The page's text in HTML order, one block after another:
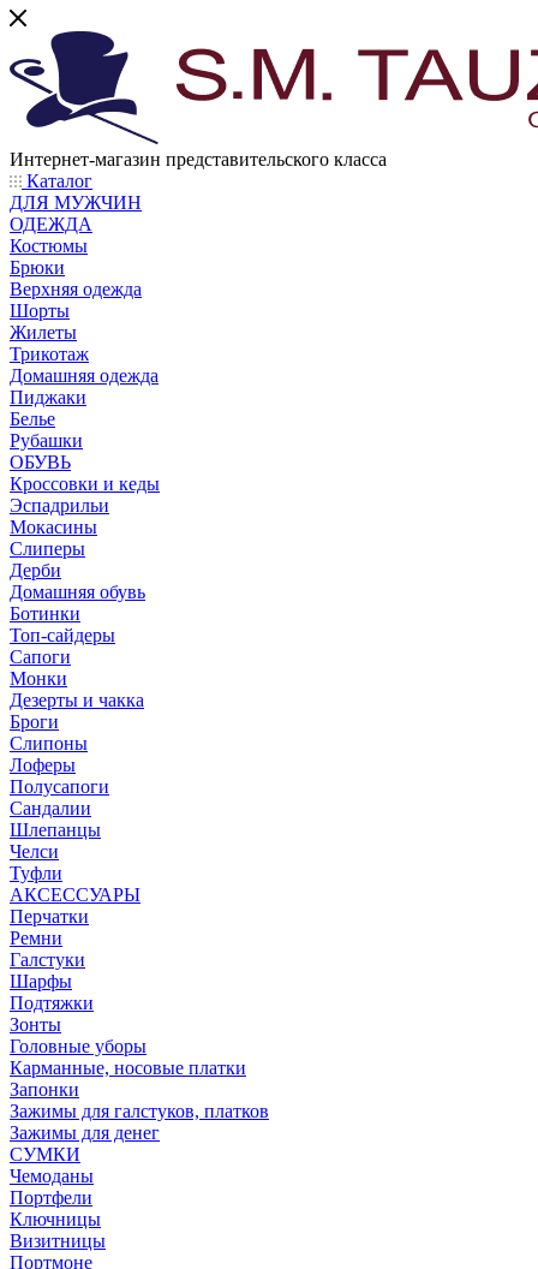
Интернет-магазин представительского класса
Каталог
ДЛЯ МУЖЧИН
ОДЕЖДА
Костюмы
Брюки
Верхняя одежда
Шорты
Жилеты
Трикотаж
Домашняя одежда
Пиджаки
Белье
Рубашки
ОБУВЬ
Кроссовки и кеды
Эспадрильи
Мокасины
Слиперы
Дерби
Домашняя обувь
Ботинки
Топ-сайдеры
Сапоги
Монки
Дезерты и чакка
Броги
Слипоны
Лоферы
Полусапоги
Сандалии
Шлепанцы
Челси
Туфли
АКСЕССУАРЫ
Перчатки
Ремни
Галстуки
Шарфы
Подтяжки
Зонты
Головные уборы
Карманные, носовые платки
Запонки
Зажимы для галстуков, платков
Зажимы для денег
СУМКИ
Чемоданы
Портфели
Ключницы
Визитницы
Портмоне